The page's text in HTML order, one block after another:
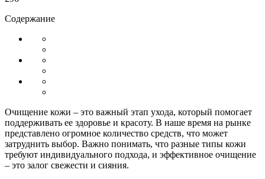
Содержание
Очищение кожи – это важный этап ухода, который помогает
поддерживать ее здоровье и красоту. В наше время на рынке
представлено огромное количество средств, что может
затруднить выбор. Важно понимать, что разные типы кожи
требуют индивидуального подхода, и эффективное очищение
– это залог свежести и сияния.